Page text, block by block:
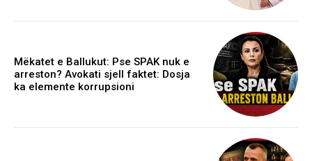
Mëkatet e Ballukut: Pse SPAK nuk e
arreston? Avokati sjell faktet: Dosja
ka elemente korrupsioni